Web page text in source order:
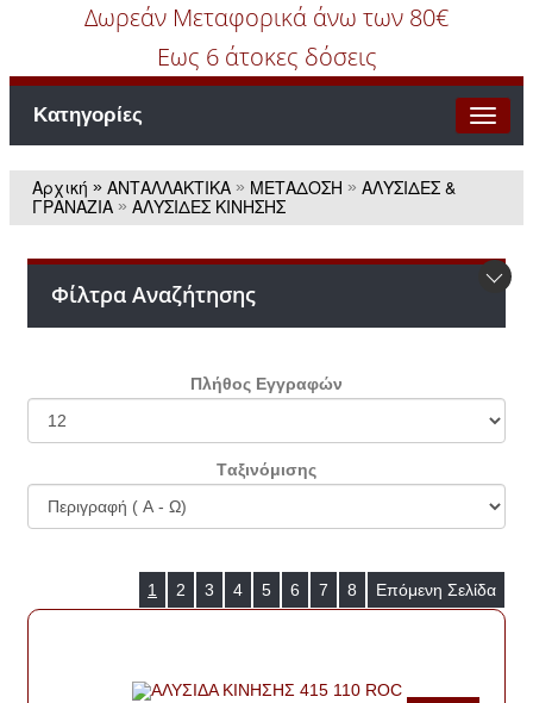
Δωρεάν Μεταφορικά άνω των 80€
Εως 6 άτοκες δόσεις
Κατηγορίες
Αρχική » ΑΝΤΑΛΛΑΚΤΙΚΑ » ΜΕΤΑΔΟΣΗ » ΑΛΥΣΙΔΕΣ &
ΓΡΑΝΑZΙΑ » ΑΛΥΣΙΔΕΣ ΚΙΝΗΣΗΣ
Φίλτρα Αναζήτησης
Πλήθος Εγγραφών
Tαξινόμισης
1 2 3 4 5 6 7 8 Επόμενη Σελίδα